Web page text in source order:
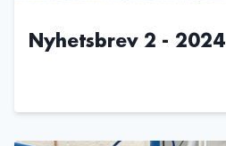
Nyhetsbrev 2 - 2024